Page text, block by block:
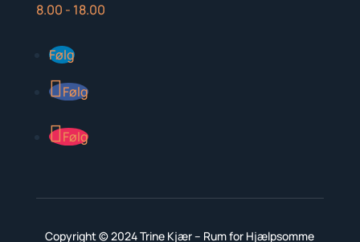
8.00 - 18.00
Følg
Følg
Følg
Copyright © 2024Trine Kjær – Rum for Hjælpsomme